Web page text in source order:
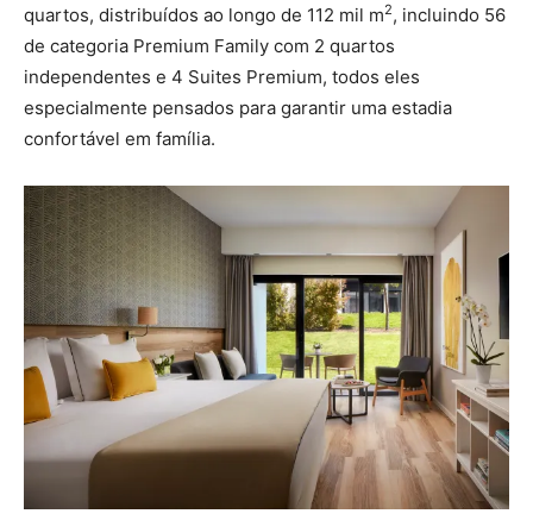
quartos, distribuídos ao longo de 112 mil m2, incluindo 56
de categoria Premium Family com 2 quartos
independentes e 4 Suites Premium, todos eles
especialmente pensados para garantir uma estadia
confortável em família.